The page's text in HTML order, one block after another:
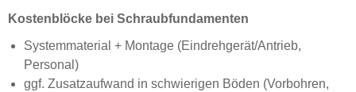
Kostenblöcke bei Schraubfundamenten
Systemmaterial + Montage (Eindrehgerät/Antrieb,
Personal)
ggf. Zusatzaufwand in schwierigen Böden (Vorbohren,